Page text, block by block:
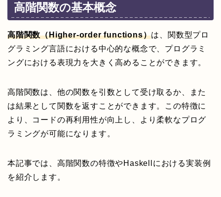
高階関数の基本概念
高階関数（Higher-order functions）は、関数型プロ
グラミング言語における中心的な概念で、プログラミ
ングにおける表現力を大きく高めることができます。
高階関数は、他の関数を引数として受け取るか、また
は結果として関数を返すことができます。この特徴に
より、コードの再利用性が向上し、より柔軟なプログ
ラミングが可能になります。
本記事では、高階関数の特徴やHaskellにおける実装例
を紹介します。